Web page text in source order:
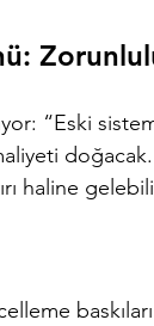
“Eski
doğacak.”
haline